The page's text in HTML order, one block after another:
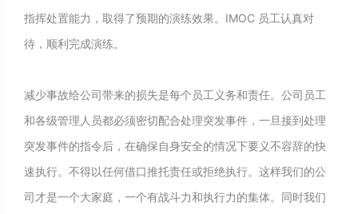
指挥处置能力，取得了预期的演练效果。IMOC 员工认真对
待，顺利完成演练。
减少事故给公司带来的损失是每个员工义务和责任。公司员工
和各级管理人员都必须密切配合处理突发事件，一旦接到处理
突发事件的指令后，在确保自身安全的情况下要义不容辞的快
速执行。不得以任何借口推托责任或拒绝执行。这样我们的公
司才是一个大家庭，一个有战斗力和执行力的集体。同时我们